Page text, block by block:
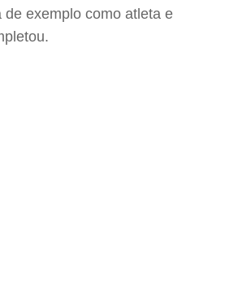
de exemplo como atleta e